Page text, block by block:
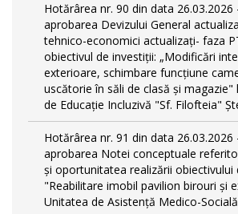
Hotărârea nr. 90 din data
aprobarea Devizului General
tehnico-economici actualizați- faza
obiectivul de investiții: „Modificări
exterioare, schimbare funcțiune
uscătorie în săli de clasă și magazie"
de Educație Incluzivă "Sf. Filofteia"
Hotărârea nr. 91 din data
aprobarea Notei conceptuale
și oportunitatea realizării obiectivului
"Reabilitare imobil pavilion birouri și
Unitatea de Asistență Medico-